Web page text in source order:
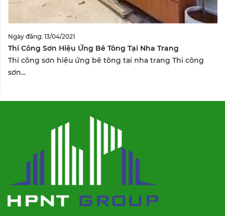
Ngày đăng: 13/04/2021
Thi Công Sơn Hiệu Ứng Bê Tông Tại Nha Trang
Thi công sơn hiệu ứng bê tông tại nha trang Thi công
sơn...